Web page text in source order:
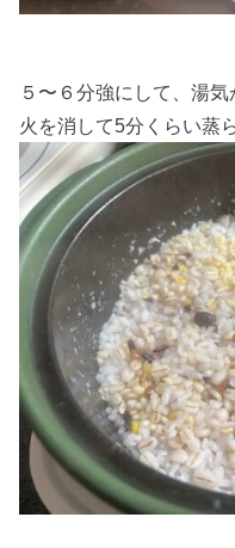
５〜６分強にして、湯
火を消して5分くらい蒸